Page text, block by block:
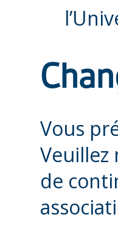
Vous
Veuillez
de